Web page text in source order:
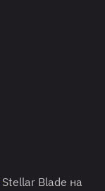
Stellar Blade на